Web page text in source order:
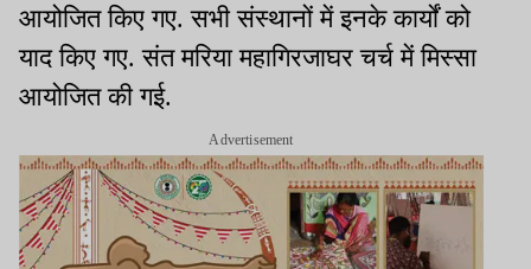
आयोजित किए गए. सभी संस्थानों में इनके कार्यों को
याद किए गए. संत मरिया महागिरजाघर चर्च में मिस्सा
आयोजित की गई.
Advertisement